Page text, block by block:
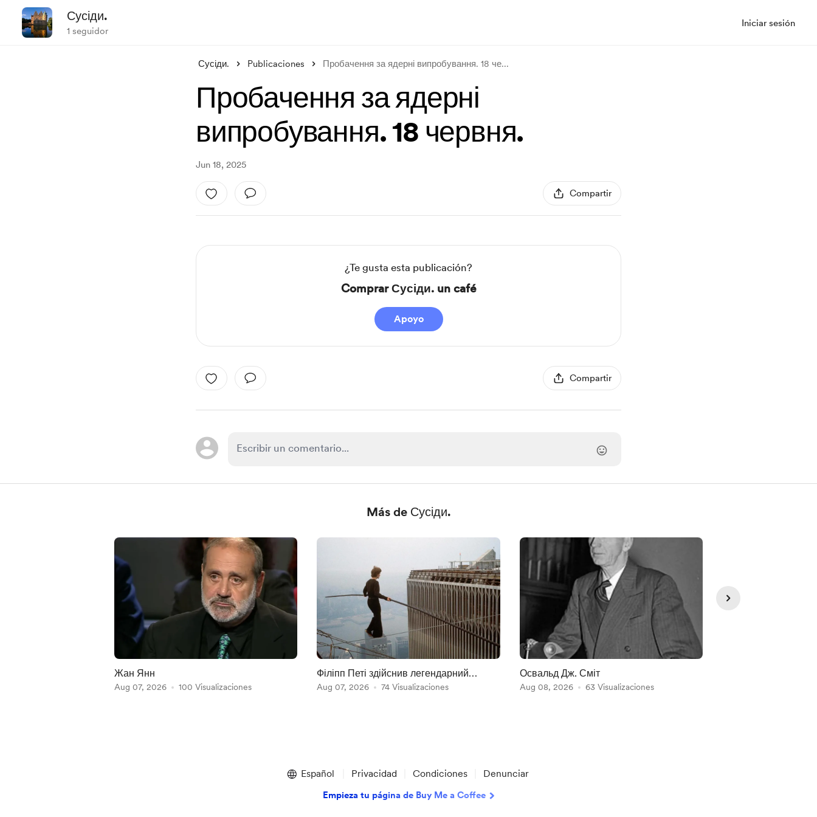
Сусіди.
1 seguidor
Iniciar sesión
Сусіди. Publicaciones Пробачення за ядерні випробування. 18 че...
Пробачення за ядерні
випробування. 18 червня.
Jun 18, 2025
Compartir
¿Te gusta esta publicación?
Comprar Сусіди. un café
Apoyo
Compartir
Más de Сусіди.
Жан Янн
Aug 07, 2026 100 Visualizaciones
Філіпп Петі здійснив легендарний
перехід
Aug 07, 2026 74 Visualizaciones
Освальд Дж. Сміт
Aug 08, 2026 63 Visualizaciones
Español Privacidad Condiciones Denunciar
Empieza tu página de Buy Me a Coffee